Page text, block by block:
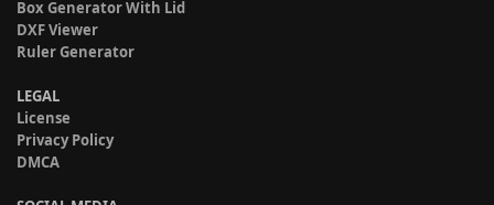
Box Generator With Lid
DXF Viewer
Ruler Generator
LEGAL
License
Privacy Policy
DMCA